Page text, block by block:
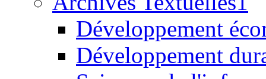
Développement
Développement